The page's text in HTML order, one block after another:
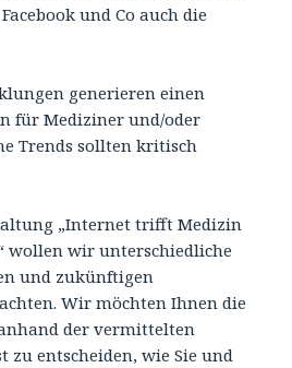
und Co auch die
generieren einen
für Mediziner und/oder
Trends sollten kritisch
„Internet trifft Medizin
wollen wir unterschiedliche
und zukünftigen
Wir möchten Ihnen die
der vermittelten
zu entscheiden, wie Sie und